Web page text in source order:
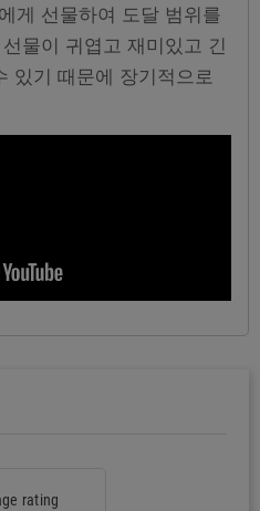
게 선물하여 도달 범위를
물이 귀엽고 재미있고 긴
있기 때문에 장기적으로
rating